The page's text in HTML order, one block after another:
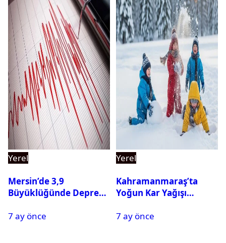
Yerel
Mersin’de 3,9
Büyüklüğünde Deprem
7 ay önce
Yerel
Kahramanmaraş’ta
Yoğun Kar Yağışı
Tatil
7 ay önce